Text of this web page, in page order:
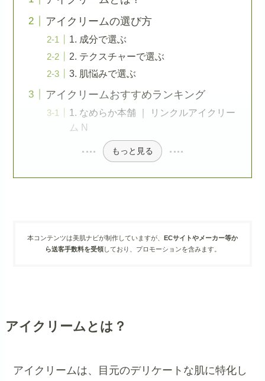
アイクリームの選び方
1. 成分で選ぶ
2. テクスチャーで選ぶ
3. 肌悩みで選ぶ
アイクリームおすすめランキング
1. なめらか本舗 ｜ リンクルアイクリー
ム N
もっと見る
本コンテンツは美肌ナビが制作していますが、 ECサイトやメーカー等か
ら送客手数料を受領しており、プロモーションを含みます。
アイクリームとは？
アイクリームは、目元のデリケートな肌に特化し